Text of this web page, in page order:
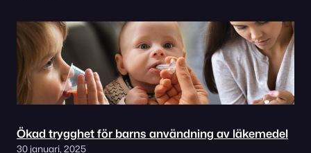
Ökad trygghet för barns användning av läkemedel
30 januari, 2025